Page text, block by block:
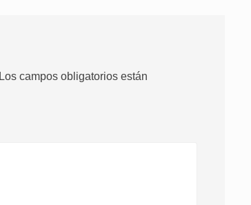
Los campos obligatorios están